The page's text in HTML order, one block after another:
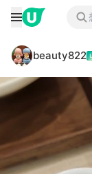
beauty822